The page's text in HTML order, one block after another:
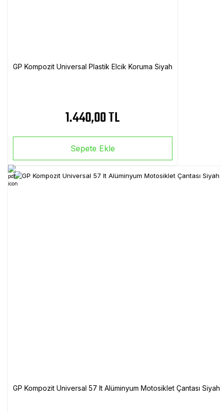
GP Kompozit Universal Plastik Elcik Koruma Siyah
1.440,00 TL
Sepete Ekle
GP Kompozit Universal 57 lt Alüminyum Motosiklet Çantası Siyah